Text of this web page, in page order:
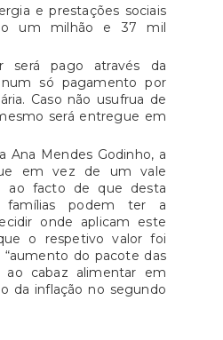
e prestações sociais
um milhão e 37 mil
será pago através da
num só pagamento por
Caso não usufrua de
será entregue em
Ana Mendes Godinho, a
em vez de um vale
ao facto de que desta
famílias podem ter a
onde aplicam este
o respetivo valor foi
do pacote das
ao cabaz alimentar em
da inflação no segundo